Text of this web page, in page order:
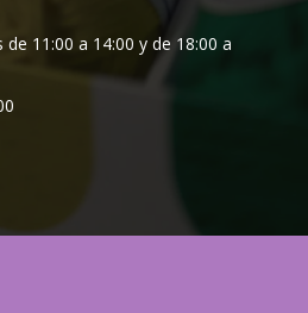
11:00 a 14:00 y de 18:00 a